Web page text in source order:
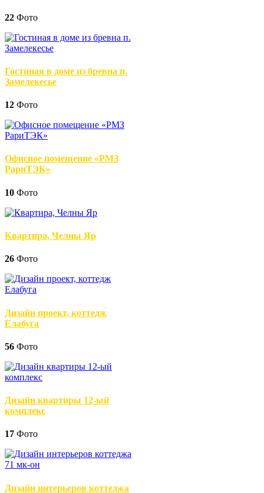
22 Фото
Гостиная в доме из бревна п.
Замелекесье
12 Фото
Офисное помещение «РМЗ
РариТЭК»
10 Фото
Квартира, Челны Яр
26 Фото
Дизайн проект, коттедж
Елабуга
56 Фото
Дизайн квартиры 12-ый
комплекс
17 Фото
Дизайн интерьеров коттеджа